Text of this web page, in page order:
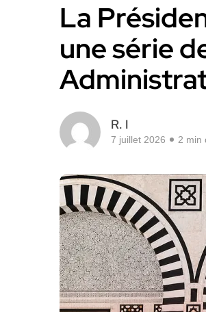
La
une série
R. I
7 juillet 2026 2 min